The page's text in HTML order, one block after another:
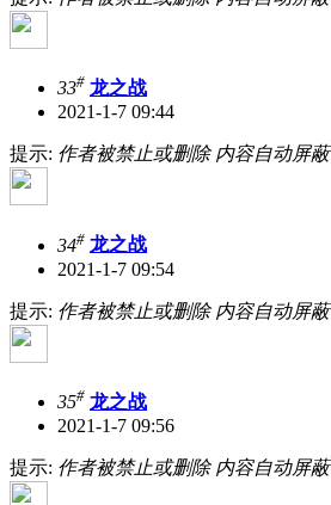
33# 龙之战
2021-1-7 09:44
提示: 作者被禁止或删除 内容自动屏蔽
34# 龙之战
2021-1-7 09:54
提示: 作者被禁止或删除 内容自动屏蔽
35# 龙之战
2021-1-7 09:56
提示: 作者被禁止或删除 内容自动屏蔽